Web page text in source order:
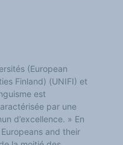
(European
Finland) (UNIFI) et
est
par une
d’excellence. » En
and their